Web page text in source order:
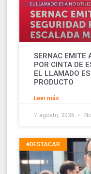
SERNAC EMITE
POR CINTA DE
EL LLAMADO
PRODUCTO
Leer más
7 agosto, 2026
#DESTACAR